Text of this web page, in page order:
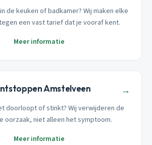
de keuken of badkamer? Wij maken elke
een vast tarief dat je vooraf kent.
Meer informatie
Amstelveen →
doorloopt of stinkt? Wij verwijderen de
oorzaak, niet alleen het symptoom.
Meer informatie